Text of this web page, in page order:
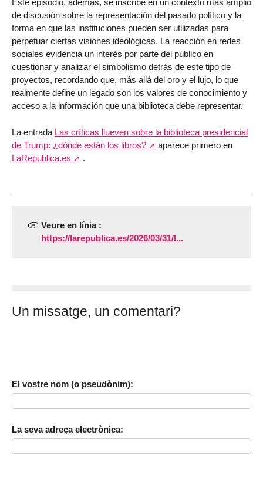
Este episodio, además, se inscribe en un contexto más amplio
de discusión sobre la representación del pasado político y la
forma en que las instituciones pueden ser utilizadas para
perpetuar ciertas visiones ideológicas. La reacción en redes
sociales evidencia un interés por parte del público en
cuestionar y analizar el simbolismo detrás de este tipo de
proyectos, recordando que, más allá del oro y el lujo, lo que
realmente define un legado son los valores de conocimiento y
acceso a la información que una biblioteca debe representar.
La entrada Las críticas llueven sobre la biblioteca presidencial
de Trump: ¿dónde están los libros?
aparece primero en
LaRepublica.es
.
Veure en línia :
https://larepublica.es/2026/03/31/l...
Un missatge, un comentari?
El vostre nom (o pseudònim):
La seva adreça electrònica: